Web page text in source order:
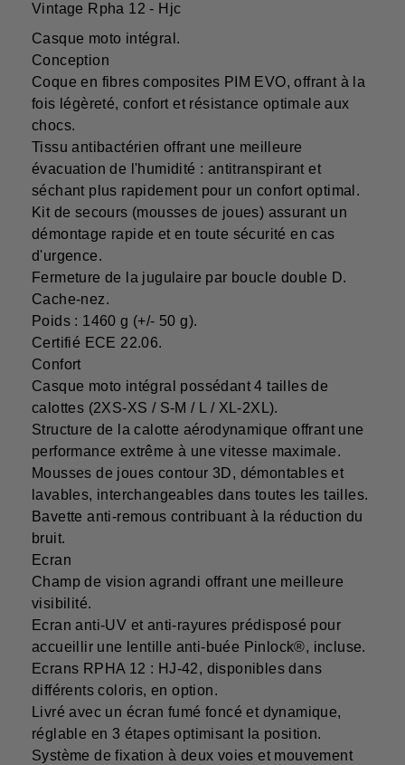
Vintage Rpha 12 - Hjc
Casque moto intégral.
Conception
Coque en fibres composites PIM EVO, offrant à la
fois légèreté, confort et résistance optimale aux
chocs.
Tissu antibactérien offrant une meilleure
évacuation de l'humidité : antitranspirant et
séchant plus rapidement pour un confort optimal.
Kit de secours (mousses de joues) assurant un
démontage rapide et en toute sécurité en cas
d'urgence.
Fermeture de la jugulaire par boucle double D.
Cache-nez.
Poids : 1460 g (+/- 50 g).
Certifié ECE 22.06.
Confort
Casque moto intégral possédant 4 tailles de
calottes (2XS-XS / S-M / L / XL-2XL).
Structure de la calotte aérodynamique offrant une
performance extrême à une vitesse maximale.
Mousses de joues contour 3D, démontables et
lavables, interchangeables dans toutes les tailles.
Bavette anti-remous contribuant à la réduction du
bruit.
Ecran
Champ de vision agrandi offrant une meilleure
visibilité.
Ecran anti-UV et anti-rayures prédisposé pour
accueillir une lentille anti-buée Pinlock®, incluse.
Ecrans RPHA 12 : HJ-42, disponibles dans
différents coloris, en option.
Livré avec un écran fumé foncé et dynamique,
réglable en 3 étapes optimisant la position.
Système de fixation à deux voies et mouvement